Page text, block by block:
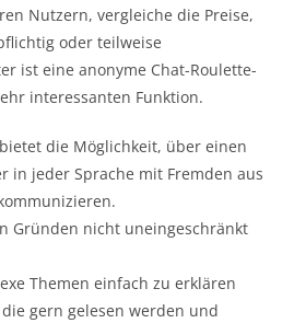
Nutzern, vergleiche die Preise,
oder teilweise
ist eine anonyme Chat-Roulette-
interessanten Funktion.
die Möglichkeit, über einen
in jeder Sprache mit Fremden aus
Gründen nicht uneingeschränkt
Themen einfach zu erklären
gern gelesen werden und